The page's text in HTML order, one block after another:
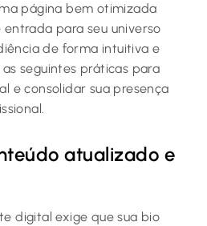
página bem otimizada
para seu universo
de forma intuitiva e
seguintes práticas para
e consolidar sua presença
atualizado e
digital exige que sua bio